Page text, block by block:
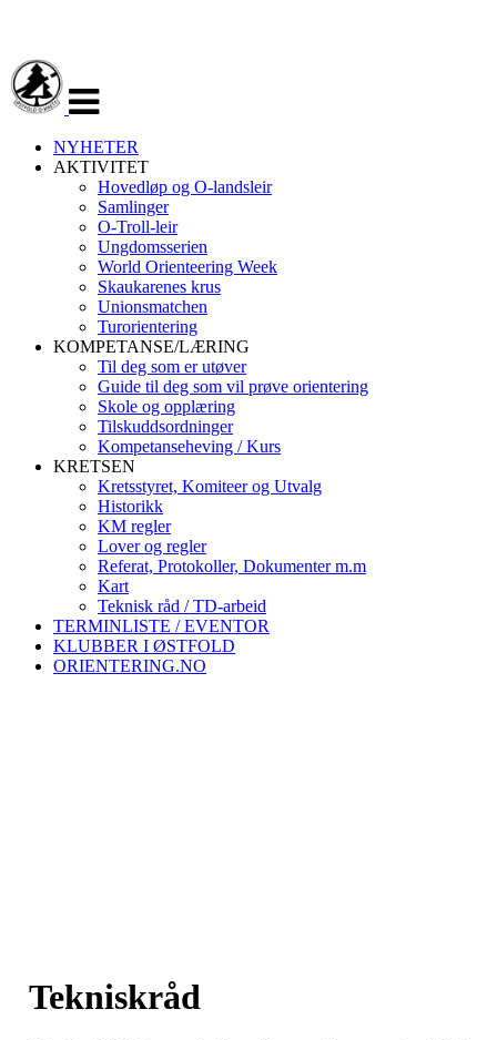
navigasjon
NYHETER
AKTIVITET
Hovedløp og O-landsleir
Samlinger
O-Troll-leir
Ungdomsserien
World Orienteering Week
Skaukarenes krus
Unionsmatchen
Turorientering
KOMPETANSE/LÆRING
Til deg som er utøver
Guide til deg som vil prøve orientering
Skole og opplæring
Tilskuddsordninger
Kompetanseheving / Kurs
KRETSEN
Kretsstyret, Komiteer og Utvalg
Historikk
KM regler
Lover og regler
Referat, Protokoller, Dokumenter m.m
Kart
Teknisk råd / TD-arbeid
TERMINLISTE / EVENTOR
KLUBBER I ØSTFOLD
ORIENTERING.NO
Tekniskråd